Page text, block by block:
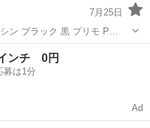
7月25日
シン ブラック 黒 プリモ P…
その他
ンチ 0円
募は1分
Ad